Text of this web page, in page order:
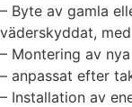
– Byte av gamla
väderskyddat,
– Montering av
– anpassat efter
– Installation av